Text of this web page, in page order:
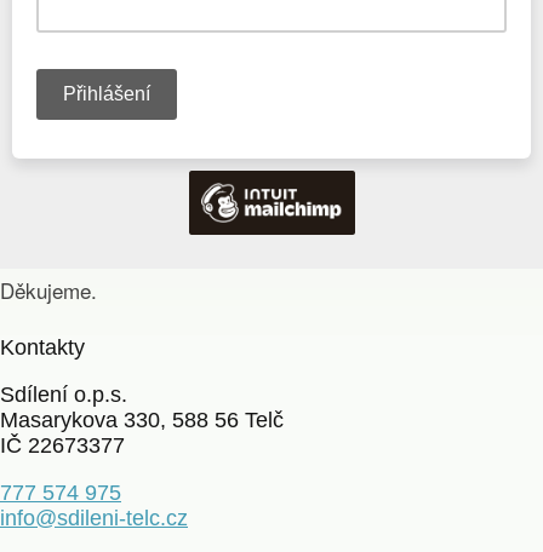
Děkujeme.
Kontakty
Sdílení o.p.s.
Masarykova 330, 588 56 Telč
IČ 22673377
777 574 975
info@sdileni-telc.cz